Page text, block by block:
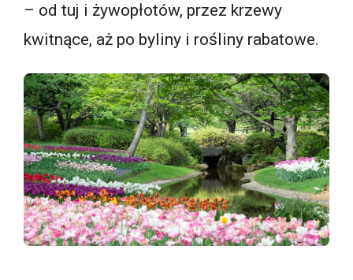
– od tuj i żywopłotów, przez krzewy
kwitnące, aż po byliny i rośliny rabatowe.